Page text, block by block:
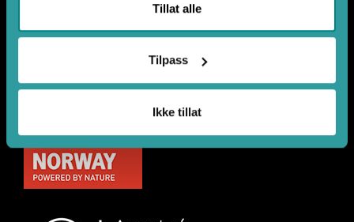
Tillat alle
Tilpass
Ikke tillat
Samarbeidspartnerar